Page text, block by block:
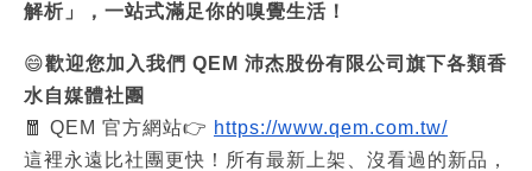
解析」，一站式滿足你的嗅覺生活！
😄歡迎您加入我們 QEM 沛杰股份有限公司旗下各類香
水自媒體社團
🧧 QEM 官方網站👉 https://www.qem.com.tw/
這裡永遠比社團更快！所有最新上架、沒看過的新品，